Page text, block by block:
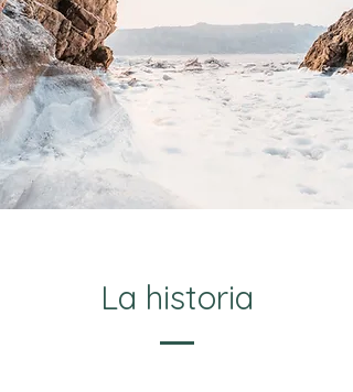
La historia